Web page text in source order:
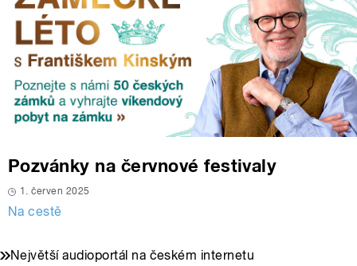
Pozvánky na červnové festivaly
1. červen 2025
Na cestě
Největší audioportál na českém internetu